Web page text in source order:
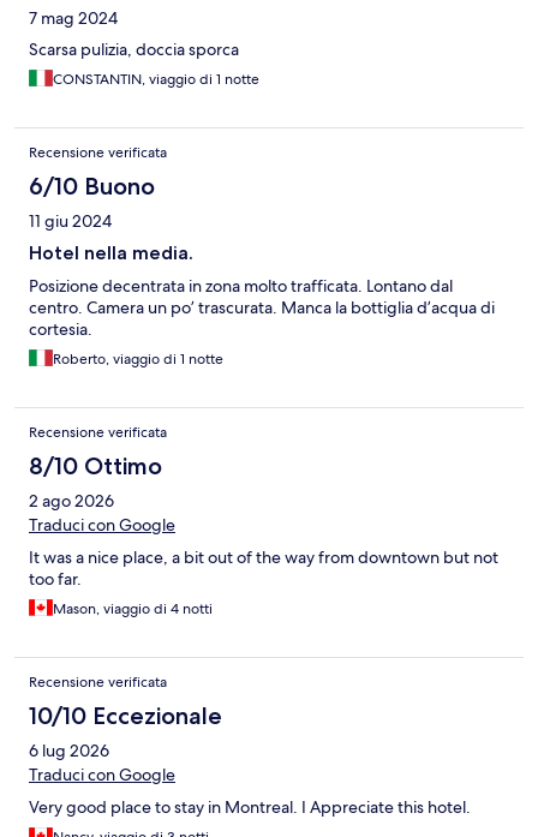
7 mag 2024
Scarsa pulizia, doccia sporca
CONSTANTIN, viaggio di 1 notte
Recensione verificata
6/10 Buono
11 giu 2024
Hotel nella media.
Posizione decentrata in zona molto trafficata. Lontano dal
centro. Camera un po’ trascurata. Manca la bottiglia d’acqua di
cortesia.
Roberto, viaggio di 1 notte
Recensione verificata
8/10 Ottimo
2 ago 2026
Traduci con Google
It was a nice place, a bit out of the way from downtown but not
too far.
Mason, viaggio di 4 notti
Recensione verificata
10/10 Eccezionale
6 lug 2026
Traduci con Google
Very good place to stay in Montreal. I Appreciate this hotel.